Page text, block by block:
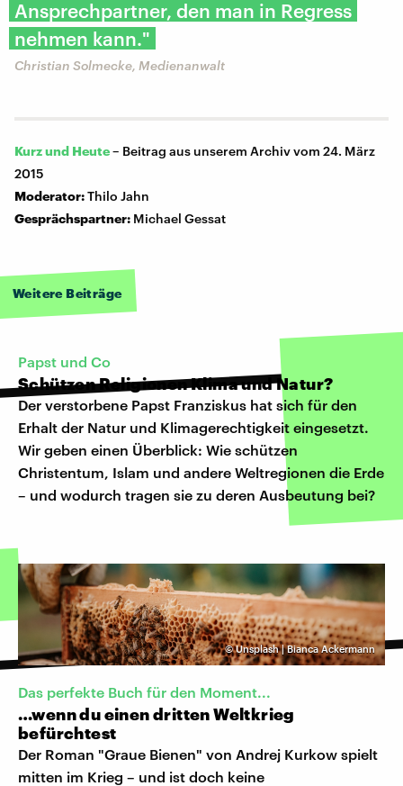
Ansprechpartner, den man in Regress
nehmen kann."
Christian Solmecke, Medienanwalt
Kurz und Heute– Beitrag aus unserem Archiv vom 24. März
2015
Moderator:Thilo Jahn
Gesprächspartner: Michael Gessat
Weitere Beiträge
Papst und Co
Schützen Religionen Klima und Natur?
Der verstorbene Papst Franziskus hat sich für den
Erhalt der Natur und Klimagerechtigkeit eingesetzt.
Wir geben einen Überblick: Wie schützen
Christentum, Islam und andere Weltregionen die Erde
– und wodurch tragen sie zu deren Ausbeutung bei?
©Unsplash | Bianca Ackermann
Das perfekte Buch für den Moment...
…wenn du einen dritten Weltkrieg
befürchtest
Der Roman "Graue Bienen" von Andrej Kurkow spielt
mitten im Krieg – und ist doch keine